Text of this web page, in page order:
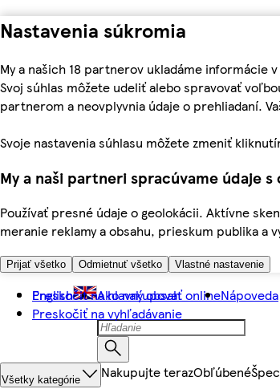
Nastavenia súkromia
My a našich 18 partnerov ukladáme
Svoj súhlas môžete udeliť alebo spravovať
partnerom a neovplyvnia údaje o prehliadaní.
Svoje nastavenia súhlasu môžete zmeniť
My a naši partneri spracúvame údaje
Používať presné údaje o geolokácii. Aktívne
meranie reklamy a obsahu, prieskum publika a
Prijať všetko Odmietnuť všetko Vlastné nastavenie
Preskočiť na hlavný obsah
Preskočiť na vyhľadávanie
English Ako nakupovať onlineNápoveda
Všetky kategórie Nakupujte terazObľúbené